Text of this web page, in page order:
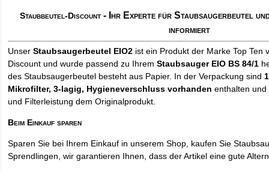
Staubbeutel-Discount - Ihr Experte für Staubsaugerbeutel
informiert
UnserStaubsaugerbeutel EIO2 ist ein Produkt der Marke Top Ten
Discount und wurde passend zu IhremStaubsauger EIO BS 84/1
des Staubsaugerbeutel besteht aus Papier. In der Verpackung sind
Mikrofilter, 3-lagig, Hygieneverschluss vorhanden enthalten
und Filterleistung dem Originalprodukt.
Beim Einkauf sparen
Sparen Sie bei Ihrem Einkauf in unserem Shop, kaufen Sie
Sprendlingen, wir garantieren Ihnen, dass der Artikel eine gute